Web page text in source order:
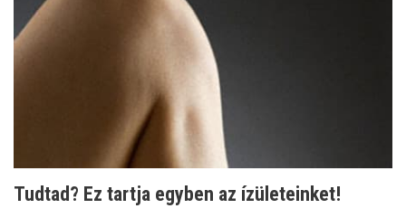
Tudtad? Ez tartja egyben az ízületeinket!